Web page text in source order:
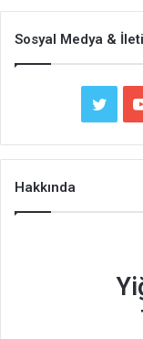
Sosyal Medya &
w
t
Hakkında